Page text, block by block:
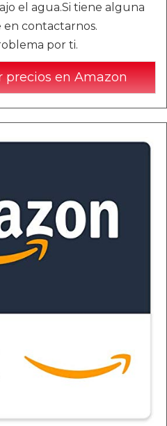
el agua.Si tiene alguna
contactarnos.
por ti.
precios en Amazon